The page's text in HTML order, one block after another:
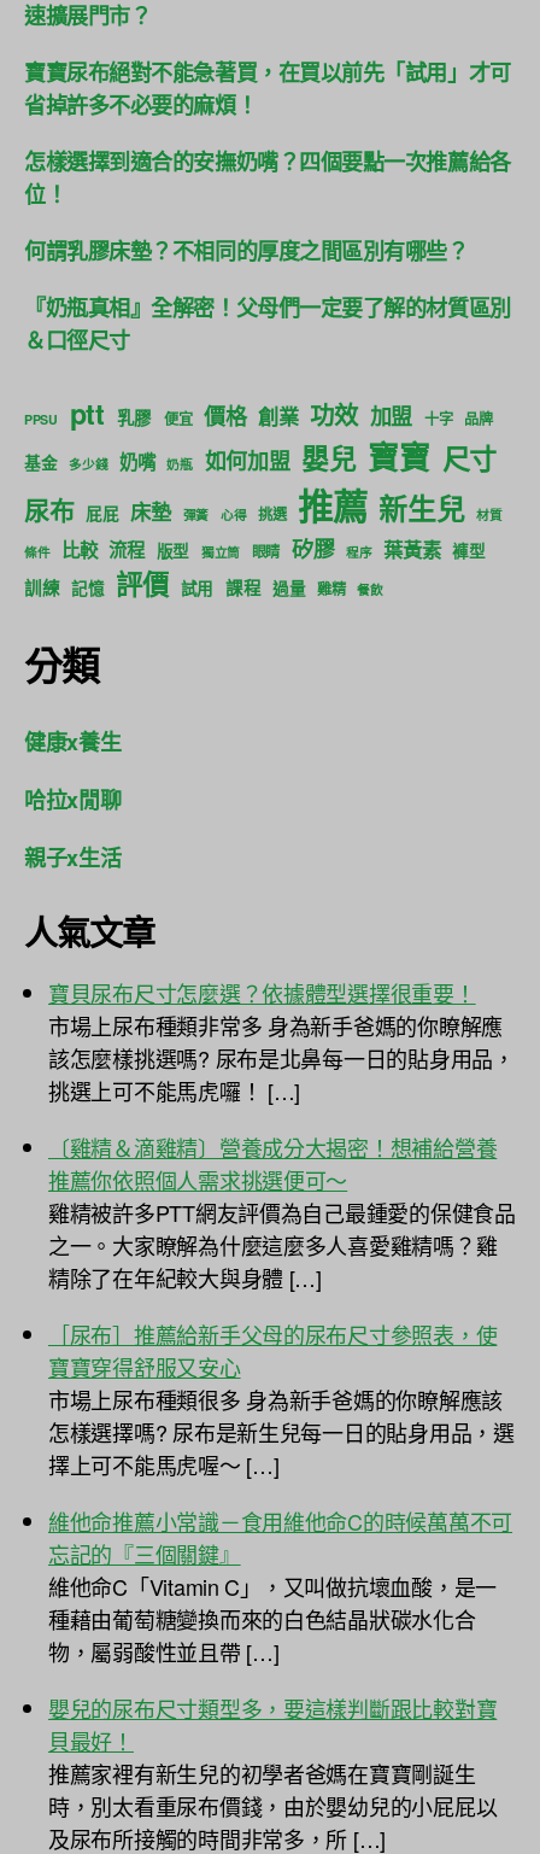
速擴展門市？
寶寶尿布絕對不能急著買，在買以前先「試用」才可
省掉許多不必要的麻煩！
怎樣選擇到適合的安撫奶嘴？四個要點一次推薦給各
位！
何謂乳膠床墊？不相同的厚度之間區別有哪些？
『奶瓶真相』全解密！父母們一定要了解的材質區別
＆口徑尺寸
PPSU ptt 乳膠 便宜 價格 創業 功效 加盟 十字 品牌
基金 多少錢 奶嘴 奶瓶 如何加盟 嬰兒 寶寶 尺寸
尿布 屁屁 床墊 彈簧 心得 挑選 推薦 新生兒 材質
條件 比較 流程 版型 獨立筒 眼睛 矽膠 程序 葉黃素 褲型
訓練 記憶 評價 試用 課程 過量 雞精 餐飲
分類
健康x養生
哈拉x閒聊
親子x生活
人氣文章
寶貝尿布尺寸怎麼選？依據體型選擇很重要！
市場上尿布種類非常多 身為新手爸媽的你瞭解應
該怎麼樣挑選嗎? 尿布是北鼻每一日的貼身用品，
挑選上可不能馬虎囉！ […]
〔雞精＆滴雞精〕營養成分大揭密！想補給營養
推薦你依照個人需求挑選便可～
雞精被許多PTT網友評價為自己最鍾愛的保健食品
之一。大家瞭解為什麼這麼多人喜愛雞精嗎？雞
精除了在年紀較大與身體 […]
［尿布］推薦給新手父母的尿布尺寸參照表，使
寶寶穿得舒服又安心
市場上尿布種類很多 身為新手爸媽的你瞭解應該
怎樣選擇嗎? 尿布是新生兒每一日的貼身用品，選
擇上可不能馬虎喔～ […]
維他命推薦小常識－食用維他命C的時候萬萬不可
忘記的『三個關鍵』
維他命C「Vitamin C」，又叫做抗壞血酸，是一
種藉由葡萄糖變換而來的白色結晶狀碳水化合
物，屬弱酸性並且帶 […]
嬰兒的尿布尺寸類型多，要這樣判斷跟比較對寶
貝最好！
推薦家裡有新生兒的初學者爸媽在寶寶剛誕生
時，別太看重尿布價錢，由於嬰幼兒的小屁屁以
及尿布所接觸的時間非常多，所 […]